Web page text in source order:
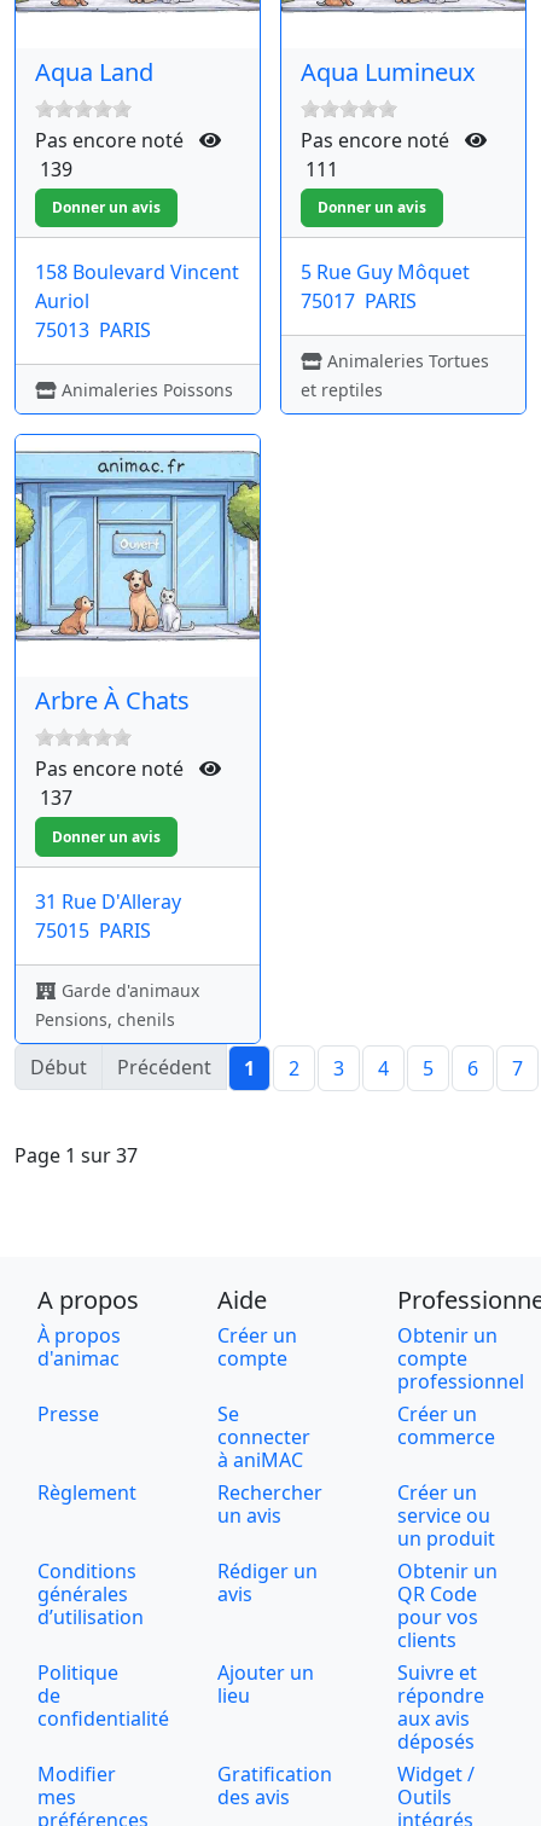
Aqua Land
Pas encore noté
139
158 Boulevard Vincent
Auriol
75013 PARIS
Animaleries Poissons
Aqua Lumineux
Pas encore noté
111
5 Rue Guy Môquet
75017 PARIS
Animaleries Tortues
et reptiles
Arbre À Chats
Pas encore noté
137
31 Rue D'Alleray
75015 PARIS
Garde d'animaux
Pensions, chenils
Début Précédent 1 2 3 4 5 6 7
Page 1 sur 37
A propos Aide
À propos
d'animac
Créer un
compte
Obtenir un
compte
professionnel
Presse
Se
connecter
à aniMAC
Créer un
commerce
Règlement
Rechercher
un avis
Créer un
service ou
un produit
Conditions
générales
d’utilisation
Rédiger un
avis
Obtenir un
QR Code
pour vos
clients
Politique
de
confidentialité
Ajouter un
lieu
Suivre et
répondre
aux avis
déposés
Modifier
mes
préférences
Gratification
des avis
Widget /
Outils
intégrés